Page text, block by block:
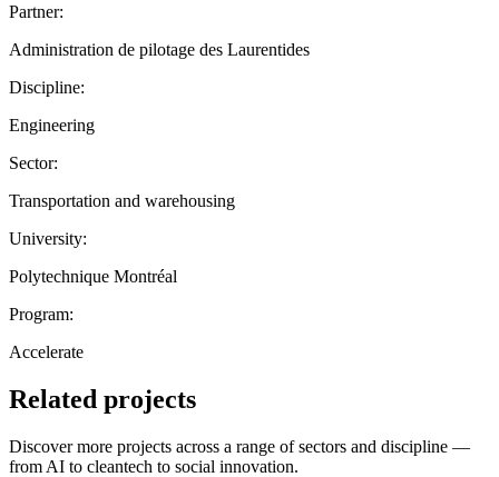
Partner:
Administration de pilotage des Laurentides
Discipline:
Engineering
Sector:
Transportation and warehousing
University:
Polytechnique Montréal
Program:
Accelerate
Related projects
Discover more projects across a range of sectors and discipline —
from AI to cleantech to social innovation.